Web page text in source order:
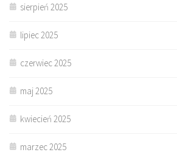
sierpień 2025
lipiec 2025
czerwiec 2025
maj 2025
kwiecień 2025
marzec 2025